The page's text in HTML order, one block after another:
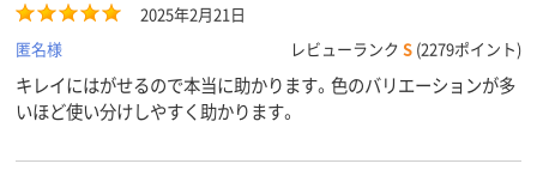
2025年2月21日
匿名様
レビューランク S (2279ポイント)
キレイにはがせるので本当に助かります。色のバリエーションが多
いほど使い分けしやすく助かります。